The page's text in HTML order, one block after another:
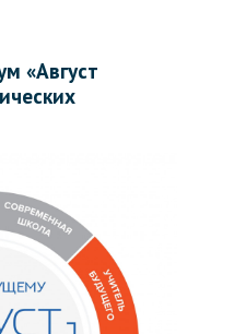
«Август